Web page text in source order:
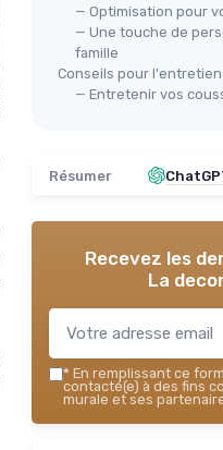
— Optimisation pour
— Une touche de
famille
Conseils pour
— Entretenir vos
Résumer
Recevez les
La
* En remplissant ce
contacté(e) à des fins
murale et ses